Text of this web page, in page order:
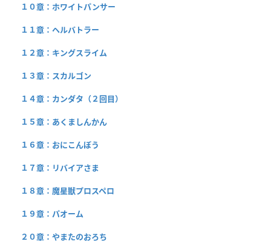
１０章：ホワイトパンサー
１１章：ヘルバトラー
１２章：キングスライム
１３章：スカルゴン
１４章：カンダタ（２回目）
１５章：あくましんかん
１６章：おにこんぼう
１７章：リバイアさま
１８章：魔星獣プロスペロ
１９章：パオーム
２０章：やまたのおろち